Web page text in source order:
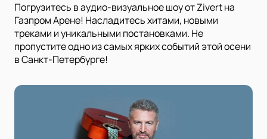
Погрузитесь в аудио-визуальное шоу от Zivert на
Газпром Арене! Насладитесь хитами, новыми
треками и уникальными постановками. Не
пропустите одно из самых ярких событий этой осени
в Санкт-Петербурге!